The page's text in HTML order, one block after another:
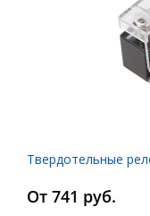
Твердотельные
От 741 руб.